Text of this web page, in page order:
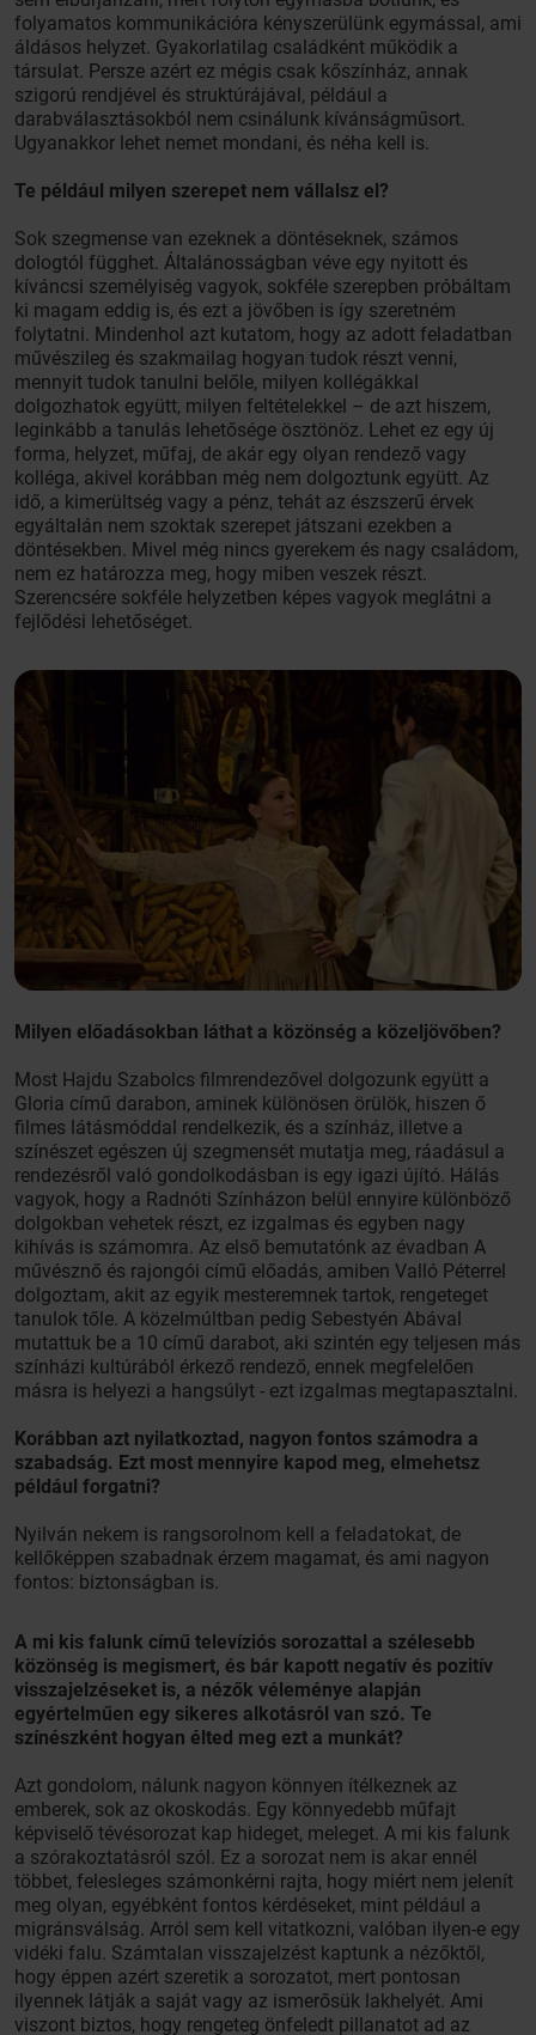
folyamatos kommunikációra kényszerülünk egymással, ami
áldásos helyzet. Gyakorlatilag családként működik a
társulat. Persze azért ez mégis csak kőszínház, annak
szigorú rendjével és struktúrájával, például a
darabválasztásokból nem csinálunk kívánságműsort.
Ugyanakkor lehet nemet mondani, és néha kell is.
Te például milyen szerepet nem vállalsz el?
Sok szegmense van ezeknek a döntéseknek, számos
dologtól függhet. Általánosságban véve egy nyitott és
kíváncsi személyiség vagyok, sokféle szerepben próbáltam
ki magam eddig is, és ezt a jövőben is így szeretném
folytatni. Mindenhol azt kutatom, hogy az adott feladatban
művészileg és szakmailag hogyan tudok részt venni,
mennyit tudok tanulni belőle, milyen kollégákkal
dolgozhatok együtt, milyen feltételekkel – de azt hiszem,
leginkább a tanulás lehetősége ösztönöz. Lehet ez egy új
forma, helyzet, műfaj, de akár egy olyan rendező vagy
kolléga, akivel korábban még nem dolgoztunk együtt. Az
idő, a kimerültség vagy a pénz, tehát az észszerű érvek
egyáltalán nem szoktak szerepet játszani ezekben a
döntésekben. Mivel még nincs gyerekem és nagy családom,
nem ez határozza meg, hogy miben veszek részt.
Szerencsére sokféle helyzetben képes vagyok meglátni a
fejlődési lehetőséget.
Milyen előadásokban láthat a közönség a közeljövőben?
Most Hajdu Szabolcs filmrendezővel dolgozunk együtt a
Gloria című darabon, aminek különösen örülök, hiszen ő
filmes látásmóddal rendelkezik, és a színház, illetve a
színészet egészen új szegmensét mutatja meg, ráadásul a
rendezésről való gondolkodásban is egy igazi újító. Hálás
vagyok, hogy a Radnóti Színházon belül ennyire különböző
dolgokban vehetek részt, ez izgalmas és egyben nagy
kihívás is számomra. Az első bemutatónk az évadban A
művésznő és rajongói című előadás, amiben Valló Péterrel
dolgoztam, akit az egyik mesteremnek tartok, rengeteget
tanulok tőle. A közelmúltban pedig Sebestyén Abával
mutattuk be a 10 című darabot, aki szintén egy teljesen más
színházi kultúrából érkező rendező, ennek megfelelően
másra is helyezi a hangsúlyt - ezt izgalmas megtapasztalni.
Korábban azt nyilatkoztad, nagyon fontos számodra a
szabadság. Ezt most mennyire kapod meg, elmehetsz
például forgatni?
Nyilván nekem is rangsorolnom kell a feladatokat, de
kellőképpen szabadnak érzem magamat, és ami nagyon
fontos: biztonságban is.
A mi kis falunk című televíziós sorozattal a szélesebb
közönség is megismert, és bár kapott negatív és pozitív
visszajelzéseket is, a nézők véleménye alapján
egyértelműen egy sikeres alkotásról van szó. Te
színészként hogyan élted meg ezt a munkát?
Azt gondolom, nálunk nagyon könnyen ítélkeznek az
emberek, sok az okoskodás. Egy könnyedebb műfajt
képviselő tévésorozat kap hideget, meleget. A mi kis falunk
a szórakoztatásról szól. Ez a sorozat nem is akar ennél
többet, felesleges számonkérni rajta, hogy miért nem jelenít
meg olyan, egyébként fontos kérdéseket, mint például a
migránsválság. Arról sem kell vitatkozni, valóban ilyen-e egy
vidéki falu. Számtalan visszajelzést kaptunk a nézőktől,
hogy éppen azért szeretik a sorozatot, mert pontosan
ilyennek látják a saját vagy az ismerősük lakhelyét. Ami
viszont biztos, hogy rengeteg önfeledt pillanatot ad az